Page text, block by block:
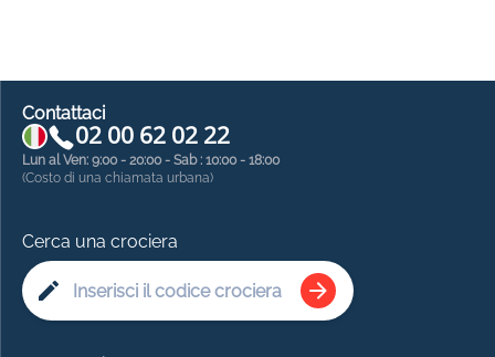
Contattaci
02 00 62 02 22
Lun al Ven: 9:00 - 20:00 - Sab : 10:00 - 18:00
(Costo di una chiamata urbana)
Cerca una crociera